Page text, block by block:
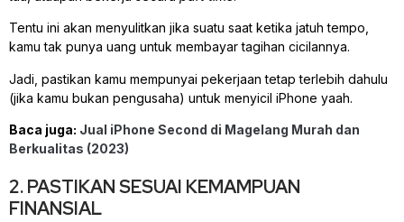
Tentu ini akan menyulitkan jika suatu saat ketika jatuh tempo,
kamu tak punya uang untuk membayar tagihan cicilannya.
Jadi, pastikan kamu mempunyai pekerjaan tetap terlebih dahulu
(jika kamu bukan pengusaha) untuk menyicil iPhone yaah.
Baca juga: Jual iPhone Second di Magelang Murah dan
Berkualitas (2023)
2. PASTIKAN SESUAI KEMAMPUAN
FINANSIAL